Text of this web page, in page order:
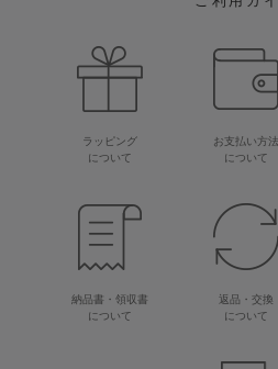
ラッピング
について
お支払い方法
について
納品書・領収書
について
返品・交換
について